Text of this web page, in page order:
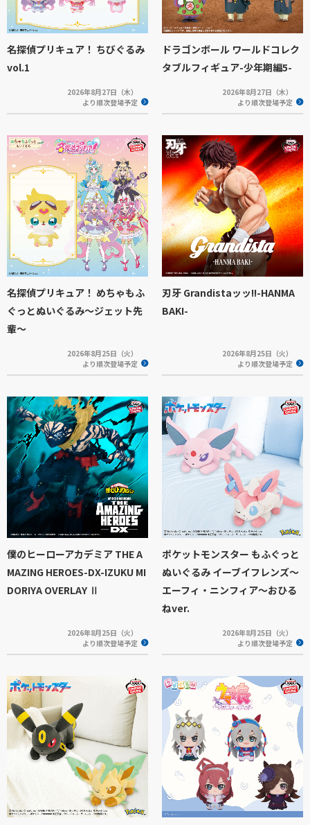
名探偵プリキュア！ ちびぐるみ
vol.1
2026年8月27日（木）
より順次登場予定
ドラゴンボール ワールドコレク
タブルフィギュア-少年期編5-
2026年8月27日（木）
より順次登場予定
名探偵プリキュア！ めちゃもふ
ぐっとぬいぐるみ～ジェット先
輩～
2026年8月25日（火）
より順次登場予定
刃牙 Grandistaッッ!!-HANMA
BAKI-
2026年8月25日（火）
より順次登場予定
僕のヒーローアカデミア THE A
MAZING HEROES-DX-IZUKU MI
DORIYA OVERLAY Ⅱ
2026年8月25日（火）
より順次登場予定
ポケットモンスター もふぐっと
ぬいぐるみ イーブイフレンズ～
エーフィ・ニンフィア～おひる
ねver.
2026年8月25日（火）
より順次登場予定